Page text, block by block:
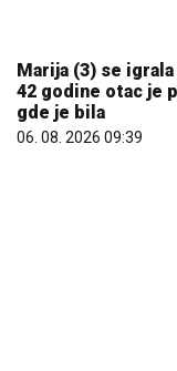
Marija (3) se
42 godine otac je
gde je bila
06. 08. 2026 09:39